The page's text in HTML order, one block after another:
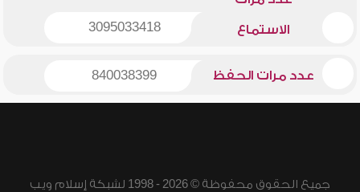
الاستماع 3095033418
عدد مرات الحفظ 840038399
جميع الحقوق محفوظة © 2026 - 1998 لشبكة إسلام ويب